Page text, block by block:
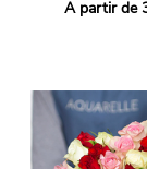
A partir de